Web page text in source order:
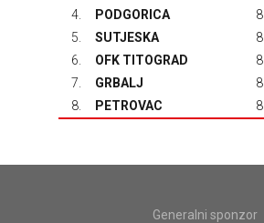
4.
PODGORICA 8
5.
SUTJESKA 8
6.
OFK TITOGRAD 8
7.
GRBALJ 8
8.
PETROVAC 8
Generalni sponzor